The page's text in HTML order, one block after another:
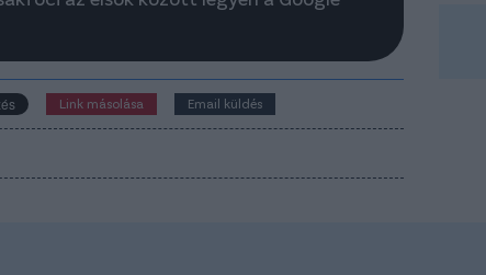
Link másolása Email küldés